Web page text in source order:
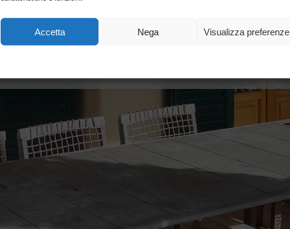
Accetta Nega Visualizza preferenze